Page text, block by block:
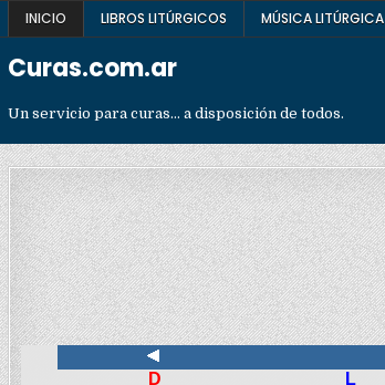
SkipINICIO LIBROS LITÚRGICOS MÚSICA LITÚRGICA
Curas.com.ar
Un servicio para curas… a disposición de todos.